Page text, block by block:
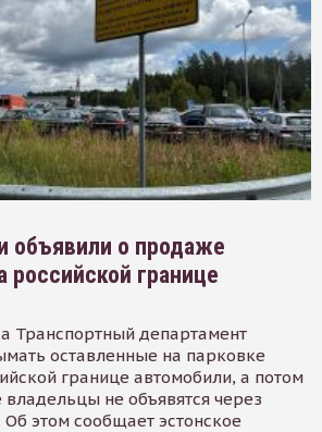
объявили о продаже
российской границе
Транспортный департамент
оставленные на парковке
границе автомобили, а потом
не объявятся через
этом сообщает эстонское